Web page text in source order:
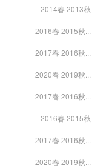
2014春 2013秋
2016春 2015秋...
2017春 2016秋...
2020春 2019秋...
2017春 2016秋...
2016春 2015秋
2017春 2016秋...
2020春 2019秋...